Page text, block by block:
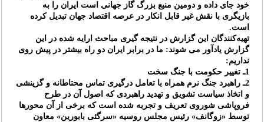
خود جاى داده و دومين منبع بزرگ گاز جهانى است ايران را به
بازيگرى با نقش غير قابل انكار در عرصه اقتصاد جهان تبديل كرده
است.
تهيه‌كنندگان اين گزارش در نتيجه گيرى مباحث ارايه شده در اين
گزارش يادآور مى شوند: ما در برابر ايران دو راه بيشتر در پيش روى
نداريم:
1ـ تغيير حكومت با جنگ سخت
2ـ راهبرد جنگ نرم همراه با تعامل درگيرى تماس محتاطانه و گزينشى
و اتخاذ سياست تشويق و تهديد راهبردى كه اصول آن در طرح
فروپاشى شوروى تعريف و تجربه شده است كه برخى از آن محورها
توسط «زوگانف» رئيس مجلس روسيه «سرگئى بابورين» معاون